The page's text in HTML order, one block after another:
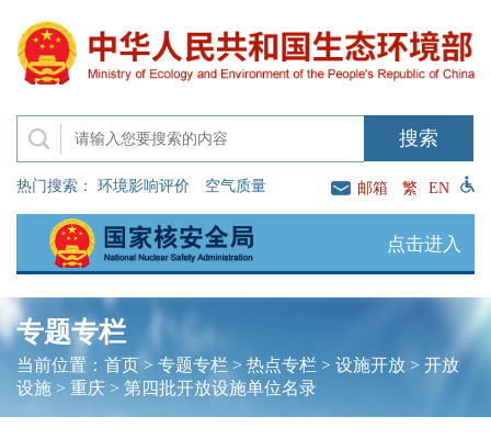
热门搜索： 环境影响评价 空气质量 邮箱 繁 EN
点击进入
专题专栏
当前位置： 首页> 专题专栏> 热点专栏 > 设施开放> 开放
设施> 重庆> 第四批开放设施单位名录